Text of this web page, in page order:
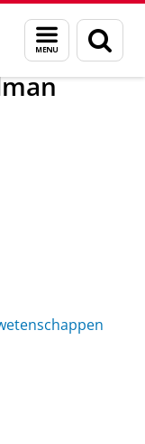
Menu
en
zoeken